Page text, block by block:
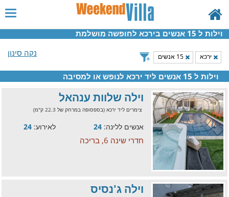
וילות ל 15 אנשים בירכא לחופשה מושלמת
נקה סינון
ירכא 15 אנשים
וילות ל 15 אנשים ליד ירכא לנופש או למסיבה
וילה שלוות ענהאל
צימרים ליד ירכא (בספסופה במרחק של 22.3 ק"מ)
אנשים ללינה: 24 לאירוע: 24
חדרי שינה 6, בריכה
וילה ג'נסיס